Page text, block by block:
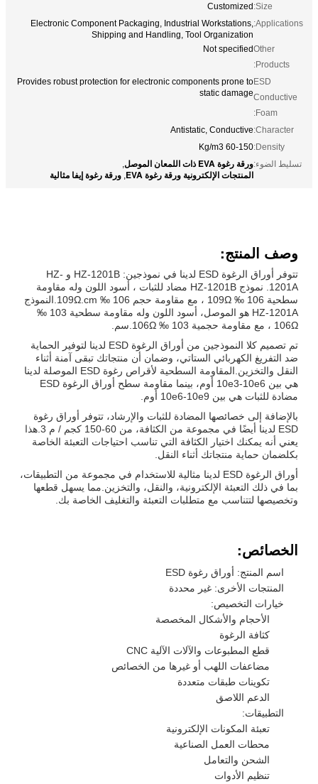
Size:
Customized
Applications:
Electronic Component Packaging, Industrial Workstations,
Shipping and Handling, Tool Organization
Other
Products:
Not specified
ESD
Conductive
Foam:
Provides robust protection for electronic components prone to
static damage
Character:
Antistatic, Conductive
Density:
60-150 Kg/m3
تسليط الضوء:ورقة رغوة EVA ذات اللمعان الموصل ,
المنتجات الإلكترونية ورقة رغوة EVA , ورقة رغوة إيفا مثالية
وصف المنتج:
تتوفر أوراق الرغوة ESD لدينا في نموذجين: HZ-1201B و HZ-
1201A. نموذج HZ-1201B مضاد للثبات ، أسود اللون وله مقاومة
سطحية 106 ‰ 109Ω ، مع مقاومة حجم 106 ‰ 109Ω.cm.النموذج
HZ-1201A هو الموصل، أسود اللون وله مقاومة سطحية 103 ‰
106Ω ، مع مقاومة حجمية 103 ‰ 106Ω.سم.
تم تصميم كلا النموذجين من أوراق الرغوة ESD لدينا لتوفير الحماية
ضد التفريغ الكهربائي الستاتي، وضمان أن منتجاتك تبقى آمنة أثناء
النقل والتخزين.المقاومة السطحية لأقراص رغوة ESD الموصلة لدينا
هي بين 10e3-10e6 أوم، بينما مقاومة سطح أوراق الرغوة ESD
مضادة للثبات هي بين 10e6-10e9 أوم.
بالإضافة إلى خصائصها المضادة للثبات والإرشاد، تتوفر أوراق رغوة
ESD لدينا أيضًا في مجموعة من الكثافة، من 60-150 كجم / م 3.هذا
يعني أنه يمكنك اختيار الكثافة التي تناسب احتياجات التعبئة الخاصة
بكلضمان حماية منتجاتك أثناء النقل.
أوراق الرغوة ESD لدينا مثالية للاستخدام في مجموعة من التطبيقات،
بما في ذلك التعبئة الإلكترونية، والنقل، والتخزين.مما يسهل قطعها
وتخصيصها لتتناسب مع متطلبات التعبئة والتغليف الخاصة بك.
الخصائص:
اسم المنتج: أوراق رغوة ESD
المنتجات الأخرى: غير محددة
خيارات التخصيص:
الأحجام والأشكال المخصصة
كثافة الرغوة
قطع المطبوعات والآلات الآلية CNC
مضاعفات اللهب أو غيرها من الخصائص
تكوينات طبقات متعددة
الدعم اللاصق
التطبيقات:
تعبئة المكونات الإلكترونية
محطات العمل الصناعية
الشحن والتعامل
تنظيم الأدوات